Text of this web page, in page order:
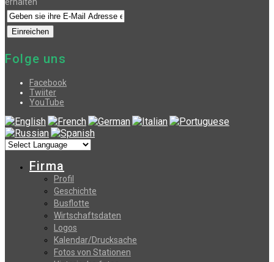
Folge uns
Facebook
Twiiter
YouTube
Firma
Profil
Geschichte
Busflotte
Wirtschaftsdaten
Logos
Kalendar/Drucksache
Fotos von Stationen